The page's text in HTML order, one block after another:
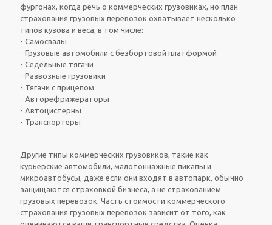
фургонах, когда речь о коммерческих грузовиках, но план
страхования грузовых перевозок охватывает несколько
типов кузова и веса, в том числе:
- Самосвалы
- Грузовые автомобили с безбортовой платформой
- Седельные тягачи
- Развозные грузовики
- Тягачи с прицепом
- Авторефрижераторы
- Автоцистерны
- Транспортеры
Другие типы коммерческих грузовиков, такие как
курьерские автомобили, малотоннажные пикапы и
микроавтобусы, даже если они входят в автопарк, обычно
защищаются страховкой бизнеса, а не страхованием
грузовых перевозок. Часть стоимости коммерческого
страхования грузовых перевозок зависит от того, как